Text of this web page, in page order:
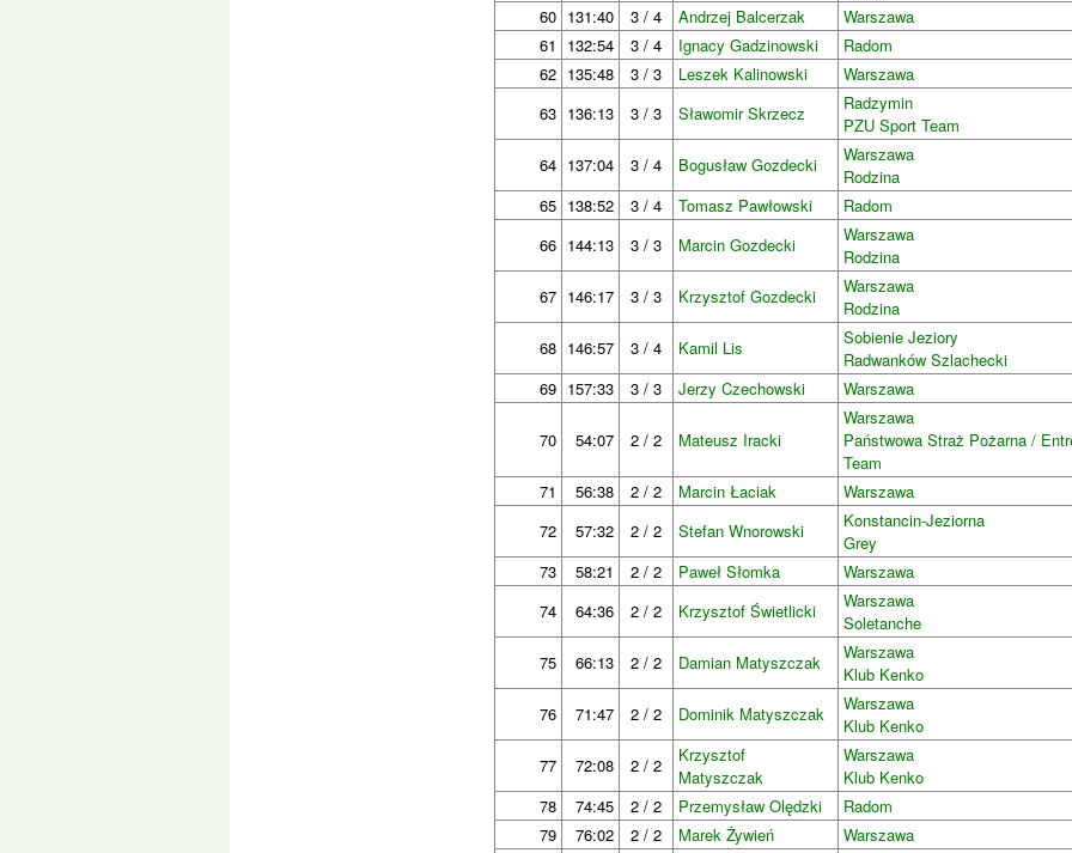
60 131:40 3 / 4 Andrzej Balcerzak
Warszawa
61
132:54 3 / 4 Ignacy Gadzinowski
Radom
62 135:48 3 / 3 Leszek Kalinowski
Warszawa
63 136:13 3 / 3 Sławomir Skrzecz
Radzymin
PZU Sport Team
64 137:04 3 / 4 Bogusław Gozdecki
Warszawa
Rodzina
65 138:52 3 / 4 Tomasz Pawłowski
Radom
66 144:13 3 / 3 Marcin Gozdecki
Warszawa
Rodzina
67 146:17 3 / 3 Krzysztof Gozdecki
Warszawa
Rodzina
68 146:57 3 / 4 Kamil Lis
Sobienie Jeziory
Radwanków Szlachecki
69 157:33 3 / 3 Jerzy Czechowski Warszawa
70 54:07 2 / 2 Mateusz Iracki
Warszawa
Państwowa Straż Pożarna /
Team
71
56:38 2 / 2 Marcin Łaciak
Warszawa
72
57:32 2 / 2 Stefan Wnorowski
Konstancin-Jeziorna
Grey
73
58:21 2 / 2 Paweł Słomka
Warszawa
74
64:36 2 / 2 Krzysztof Świetlicki
Warszawa
Soletanche
75
66:13 2 / 2 Damian Matyszczak
Warszawa
Klub Kenko
76
71:47 2 / 2 Dominik Matyszczak
Warszawa
Klub Kenko
77
72:08 2 / 2
Krzysztof
Matyszczak
Warszawa
Klub Kenko
78
74:45 2 / 2 Przemysław Olędzki
Radom
79
76:02 2 / 2 Marek Żywień
Warszawa